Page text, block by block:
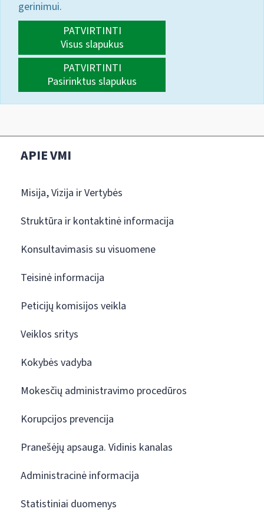
gerinimui.
PATVIRTINTI
Visus slapukus
PATVIRTINTI
Pasirinktus slapukus
APIE VMI
Misija, Vizija ir Vertybės
Struktūra ir kontaktinė informacija
Konsultavimasis su visuomene
Teisinė informacija
Peticijų komisijos veikla
Veiklos sritys
Kokybės vadyba
Mokesčių administravimo procedūros
Korupcijos prevencija
Pranešėjų apsauga. Vidinis kanalas
Administracinė informacija
Statistiniai duomenys